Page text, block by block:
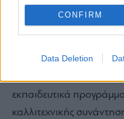
CONFIRM
Data Deletion
Ένας κύκλος δράσεων
συμμετοχή, τη
Κοινωνικές Δράσεις
εκπαιδευτικά
καλλιτεχνικής